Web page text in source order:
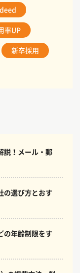
率UP
新卒採用
説！メール・郵
の選び方とおす
の年齢制限をす